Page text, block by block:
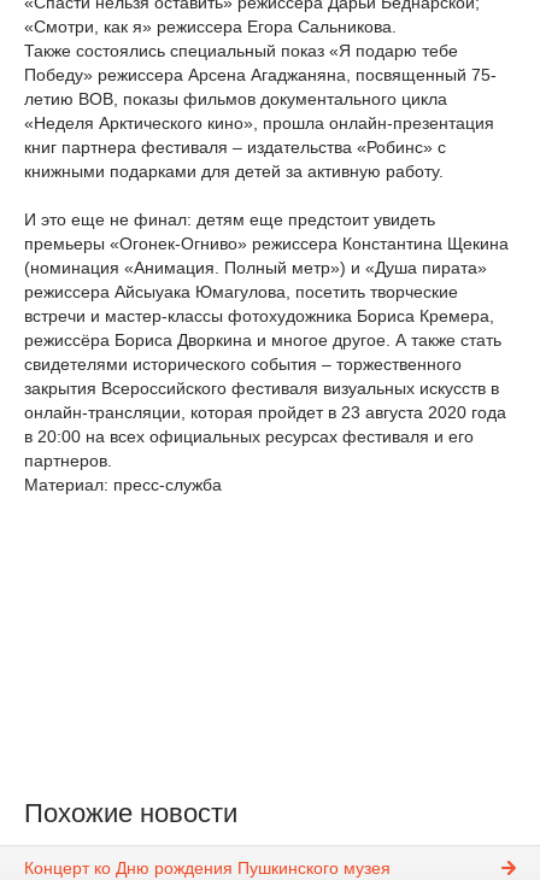
«Смотри, как я» режиссера Егора Сальникова.
Также состоялись специальный показ «Я подарю тебе
Победу» режиссера Арсена Агаджаняна, посвященный 75-
летию ВОВ, показы фильмов документального цикла
«Неделя Арктического кино», прошла онлайн-презентация
книг партнера фестиваля – издательства «Робинс» с
книжными подарками для детей за активную работу.
И это еще не финал: детям еще предстоит увидеть
премьеры «Огонек-Огниво» режиссера Константина Щекина
(номинация «Анимация. Полный метр») и «Душа пирата»
режиссера Айсыуака Юмагулова, посетить творческие
встречи и мастер-классы фотохудожника Бориса Кремера,
режиссёра Бориса Дворкина и многое другое. А также стать
свидетелями исторического события – торжественного
закрытия Всероссийского фестиваля визуальных искусств в
онлайн-трансляции, которая пройдет в 23 августа 2020 года
в 20:00 на всех официальных ресурсах фестиваля и его
партнеров.
Материал: пресс-служба
Похожие новости
Концерт ко Дню рождения Пушкинского музея